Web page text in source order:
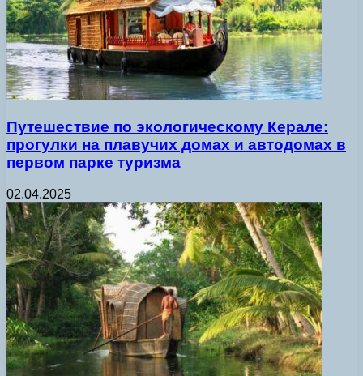
Путешествие по экологическому Керале:
прогулки на плавучих домах и автодомах в
первом парке туризма
02.04.2025